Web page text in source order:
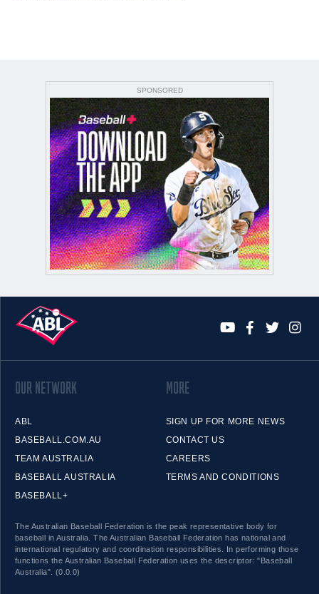
SPONSORED
OUR NETWORK
ABL
BASEBALL.COM.AU
TEAM AUSTRALIA
BASEBALL AUSTRALIA
BASEBALL+
MORE
SIGN UP FOR MORE NEWS
CONTACT US
CAREERS
TERMS AND CONDITIONS
The Australian Baseball Federation is the peak representative body for
baseball in Australia. The Australian Baseball Federation has national and
international regulatory and coordination responsibilities. In performing those
functions the Australian Baseball Federation uses the descriptor: "Baseball
Australia". (0.0.0)